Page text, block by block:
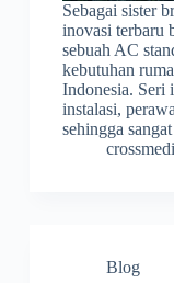
Sebagai sister
inovasi terbaru
sebuah AC
kebutuhan
Indonesia. Seri
instalasi,
sehingga
Blog